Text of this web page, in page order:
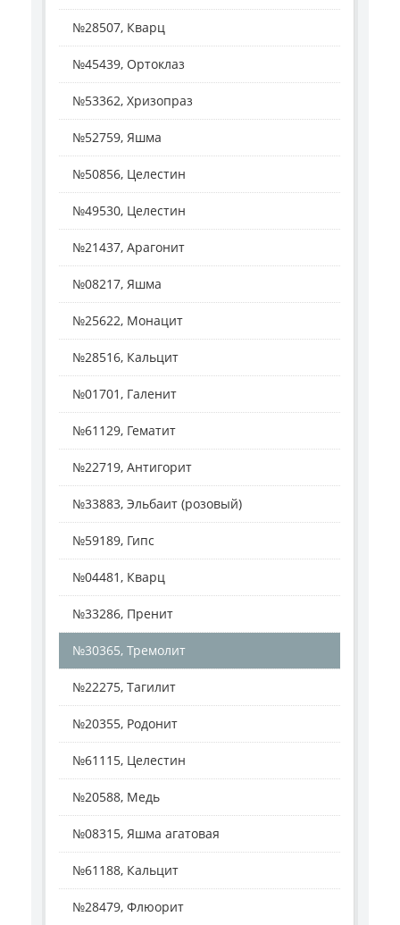
№28507, Кварц
№45439, Ортоклаз
№53362, Хризопраз
№52759, Яшма
№50856, Целестин
№49530, Целестин
№21437, Арагонит
№08217, Яшма
№25622, Монацит
№28516, Кальцит
№01701, Галенит
№61129, Гематит
№22719, Антигорит
№33883, Эльбаит (розовый)
№59189, Гипс
№04481, Кварц
№33286, Пренит
№30365, Тремолит
№22275, Тагилит
№20355, Родонит
№61115, Целестин
№20588, Медь
№08315, Яшма агатовая
№61188, Кальцит
№28479, Флюорит